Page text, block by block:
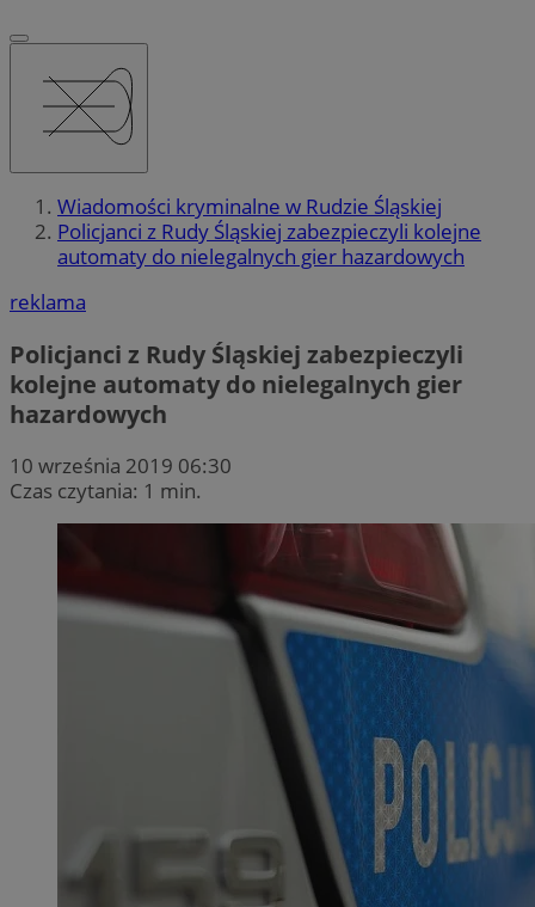
Wiadomości kryminalne w Rudzie Śląskiej
Policjanci z Rudy Śląskiej zabezpieczyli kolejne
automaty do nielegalnych gier hazardowych
reklama
Policjanci z Rudy Śląskiej zabezpieczyli
kolejne automaty do nielegalnych gier
hazardowych
10 września 2019 06:30
Czas czytania: 1 min.